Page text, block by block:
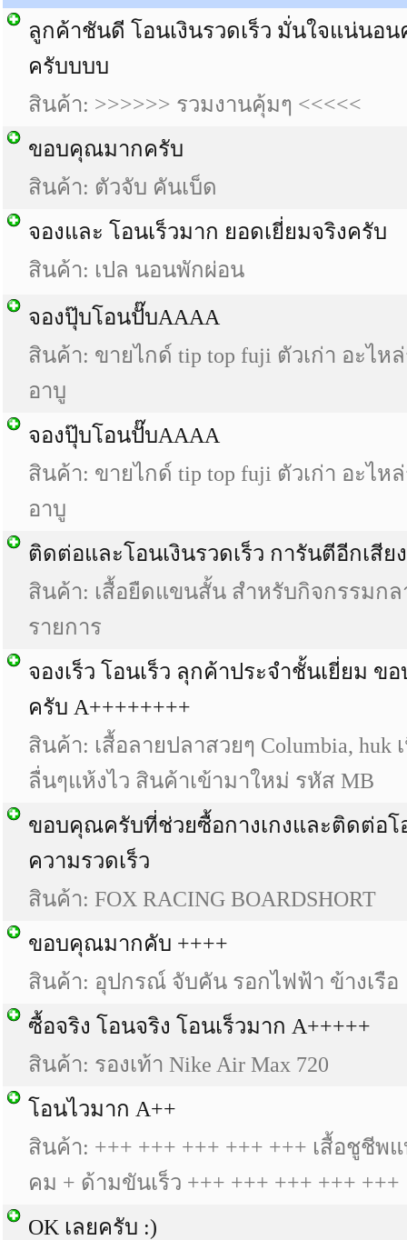
ลูกค้าชันดี โอนเงินรวดเร็ว มั่นใจแน่นอ
ครับบบบ
สินค้า: >>>>>> รวมงานคุ้มๆ <<<<<
ขอบคุณมากครับ
สินค้า: ตัวจับ คันเบ็ด
จองและ โอนเร็วมาก ยอดเยี่ยมจริงครับ
สินค้า: เปล นอนพักผ่อน
จองปุ๊บโอนปั๊บAAAA
สินค้า: ขายไกด์ tip top fuji ตัวเก่า อะไห
อาบู
จองปุ๊บโอนปั๊บAAAA
สินค้า: ขายไกด์ tip top fuji ตัวเก่า อะไห
อาบู
ติดต่อและโอนเงินรวดเร็ว การันตีอีกเสีย
สินค้า: เสื้อยืดแขนสั้น สำหรับกิจกรรมกล
รายการ
จองเร็ว โอนเร็ว ลุกค้าประจำชั้นเยี่ยม ข
ครับ A++++++++
สินค้า: เสื้อลายปลาสวยๆ Columbia, huk
ลื่นๆแห้งไว สินค้าเข้ามาใหม่ รหัส MB
ขอบคุณครับที่ช่วยซื้อกางเกงและติดต่อโ
ความรวดเร็ว
สินค้า: FOX RACING BOARDSHORT
ขอบคุณมากคับ ++++
สินค้า: อุปกรณ์ จับคัน รอกไฟฟ้า ข้างเรือ
ซื้อจริง โอนจริง โอนเร็วมาก A+++++
สินค้า: รองเท้า Nike Air Max 720
โอนไวมาก A++
สินค้า: +++ +++ +++ +++ +++ เสื้อชูชีพ
คม + ด้ามขันเร็ว +++ +++ +++ +++ +++
OK เลยครับ :)